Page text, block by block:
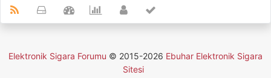
Elektronik Sigara Forumu © 2015-2026 Ebuhar Elektronik Sigara
Sitesi